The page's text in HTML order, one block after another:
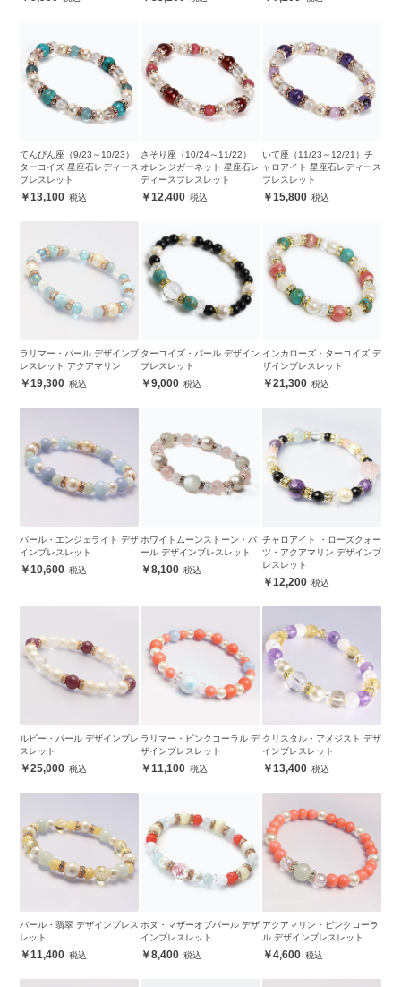
てんびん座（9/23～10/23）
ターコイズ 星座石レディース
ブレスレット
13,100
さそり座（10/24～11/22）
オレンジガーネット 星座石レ
ディースブレスレット
12,400
いて座（11/23～12/21）チ
ャロアイト 星座石レディース
ブレスレット
15,800
ラリマー・パール デザインブ
レスレット アクアマリン
19,300
ターコイズ・パール デザイン
ブレスレット
9,000
インカローズ・ターコイズ デ
ザインブレスレット
21,300
パール・エンジェライト デザ
インブレスレット
10,600
ホワイトムーンストーン・パ
ール デザインブレスレット
8,100
チャロアイト ・ローズクォー
ツ・アクアマリン デザインブ
レスレット
12,200
ルビー・パール デザインブレ
スレット
25,000
ラリマー・ピンクコーラル デ
ザインブレスレット
11,100
クリスタル・アメジスト デザ
インブレスレット
13,400
パール・翡翠 デザインブレス
レット
11,400
ホヌ・マザーオブパール デザ
インブレスレット
8,400
アクアマリン・ピンクコーラ
ル デザインブレスレット
4,600